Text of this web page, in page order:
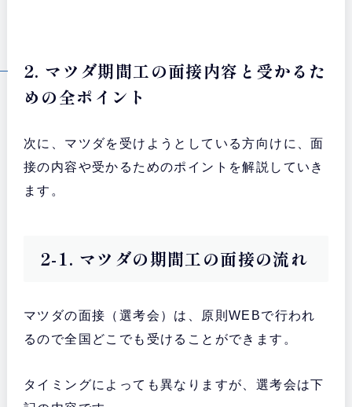
2. マツダ期間工の面接内容と受かるた
めの全ポイント
次に、マツダを受けようとしている方向けに、面
接の内容や受かるためのポイントを解説していき
ます。
2-1. マツダの期間工の面接の流れ
マツダの面接（選考会）は、原則WEBで行われ
るので全国どこでも受けることができます。
タイミングによっても異なりますが、選考会は下